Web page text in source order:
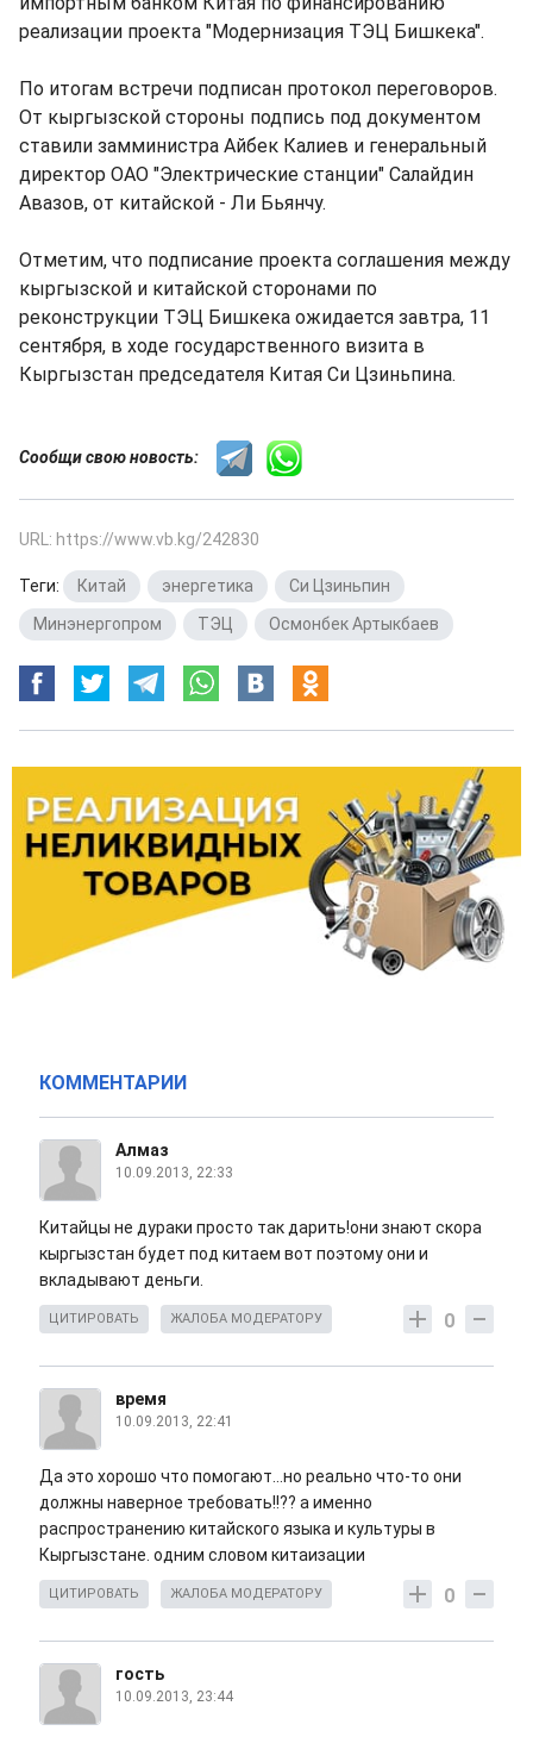
реализации проекта "Модернизация ТЭЦ Бишкека".
По итогам встречи подписан протокол переговоров.
От кыргызской стороны подпись под документом
ставили замминистра Айбек Калиев и генеральный
директор ОАО "Электрические станции" Салайдин
Авазов, от китайской - Ли Бьянчу.
Отметим, что подписание проекта соглашения между
кыргызской и китайской сторонами по
реконструкции ТЭЦ Бишкека ожидается завтра, 11
сентября, в ходе государственного визита в
Кыргызстан председателя Китая Си Цзиньпина.
Сообщи свою новость:
URL: https://www.vb.kg/242830
Теги: Китай энергетика Си Цзиньпин
Минэнергопром
ТЭЦ Осмонбек Артыкбаев
КОММЕНТАРИИ
Алмаз
10.09.2013, 22:33
Китайцы не дураки просто так дарить!они знают скора
кыргызстан будет под китаем вот поэтому они и
вкладывают деньги.
0
ЦИТИРОВАТЬ ЖАЛОБА МОДЕРАТОРУ
время
10.09.2013, 22:41
Да это хорошо что помогают...но реально что-то они
должны наверное требовать!!?? а именно
распространению китайского языка и культуры в
Кыргызстане. одним словом китаизации
0
ЦИТИРОВАТЬ ЖАЛОБА МОДЕРАТОРУ
гость
10.09.2013, 23:44